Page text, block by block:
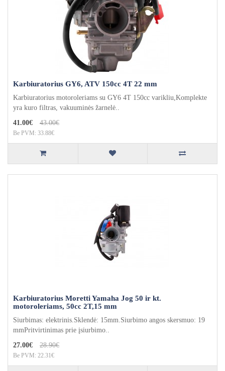
Karbiuratorius GY6, ATV 150cc 4T 22 mm
Karbiuratorius motoroleriams su GY6 4T 150cc varikliu,Komplekte
yra kuro filtras, vakuuminės žarnelė..
41.00€
43.00€
Be PVM: 33.88€
Karbiuratorius Moretti Yamaha Jog 50 ir kt.
motoroleriams, 50cc 2T,15 mm
Siurbimas: elektrinis.Sklendė: 15mm.Siurbimo angos skersmuo: 19
mmPritvirtinimas prie įsiurbimo..
27.00€
28.90€
Be PVM: 22.31€